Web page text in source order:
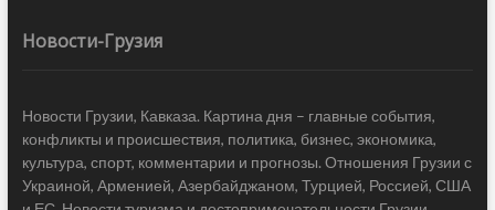
Новости-Грузия
Новости Грузии, Кавказа. Картина дня – главные события,
конфликты и происшествия, политика, бизнес, экономика,
культура, спорт, комментарии и прогнозы. Отношения Грузии с
Украиной, Арменией, Азербайджаном, Турцией, Россией, США